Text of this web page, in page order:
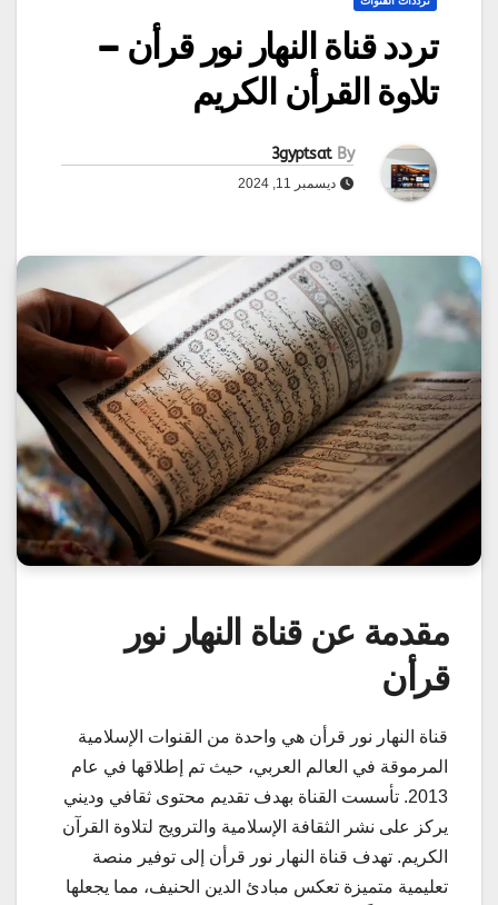
تردد قناة النهار نور قرأن –
تلاوة القرأن الكريم
By
3gyptsat
ديسمبر 11, 2024
مقدمة عن قناة النهار نور
قرأن
قناة النهار نور قرأن هي واحدة من القنوات الإسلامية
المرموقة في العالم العربي، حيث تم إطلاقها في عام
2013. تأسست القناة بهدف تقديم محتوى ثقافي وديني
يركز على نشر الثقافة الإسلامية والترويج لتلاوة القرآن
الكريم. تهدف قناة النهار نور قرأن إلى توفير منصة
تعليمية متميزة تعكس مبادئ الدين الحنيف، مما يجعلها